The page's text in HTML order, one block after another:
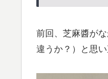
前回、芝麻醬が
違うか？）と思